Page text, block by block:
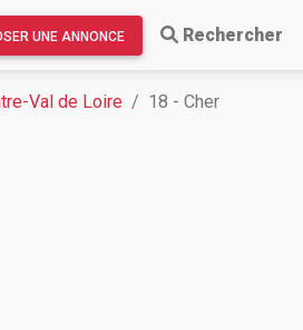
UNE ANNONCE Rechercher
Val de Loire 18 - Cher